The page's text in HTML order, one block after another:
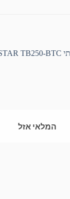
המלאי אזל